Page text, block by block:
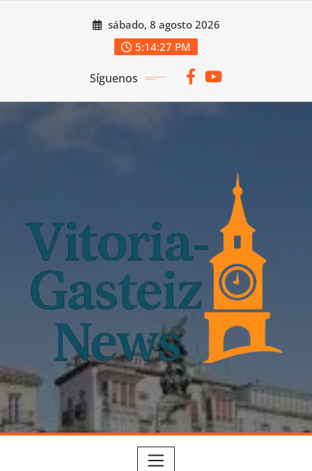
sábado, 8 agosto 2026
5:14:27 PM
Síguenos